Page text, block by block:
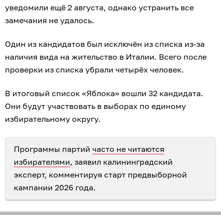
уведомили ещё 2 августа, однако устранить все
замечания не удалось.
Один из кандидатов был исключён из списка из-за
наличия вида на жительство в Италии. Всего после
проверки из списка убрали четырёх человек.
В итоговый список «Яблока» вошли 32 кандидата.
Они будут участвовать в выборах по единому
избирательному округу.
Программы партий часто не читаются
избирателями, заявил калининградский
эксперт, комментируя старт предвыборной
кампании 2026 года.